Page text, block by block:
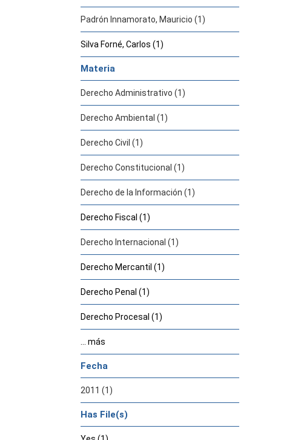
Padrón Innamorato, Mauricio (1)
Silva Forné, Carlos (1)
Materia
Derecho Administrativo (1)
Derecho Ambiental (1)
Derecho Civil (1)
Derecho Constitucional (1)
Derecho de la Información (1)
Derecho Fiscal (1)
Derecho Internacional (1)
Derecho Mercantil (1)
Derecho Penal (1)
Derecho Procesal (1)
... más
Fecha
2011 (1)
Has File(s)